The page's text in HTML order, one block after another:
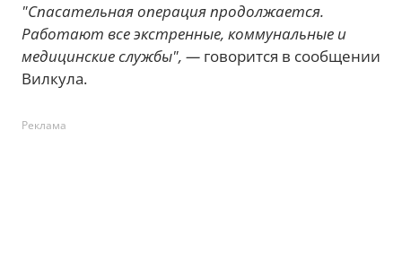
"Спасательная операция продолжается.
Работают все экстренные, коммунальные и
медицинские службы", — говорится в сообщении
Вилкула.
Реклама